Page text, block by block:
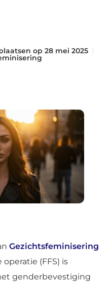
op 28 mei 2025
Gezichtsfeminisering
(FFS) is
genderbevestiging